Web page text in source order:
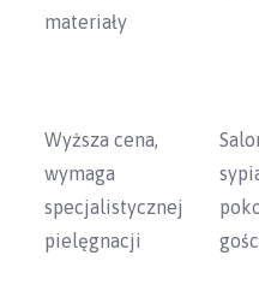
materiały
Wyższa cena,
wymaga
specjalistycznej
pielęgnacji